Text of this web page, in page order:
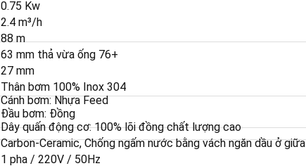
0.75 Kw
2.4 m³/h
88 m
63 mm thả vừa ống 76+
27 mm
Thân bơm 100% Inox 304
Cánh bơm: Nhựa Feed
Đầu bơm: Đồng
Dây quấn động cơ: 100% lõi đồng chất lượng cao
Carbon-Ceramic, Chống ngấm nước bằng vách ngăn dầu ở giữa
1 pha / 220V / 50Hz